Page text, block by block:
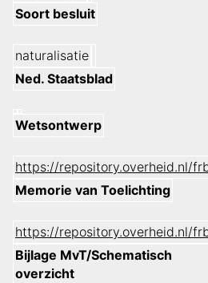
Soort besluit
naturalisatie
Ned. Staatsblad
Wetsontwerp
https://repository.overheid.nl/
Memorie van Toelichting
https://repository.overheid.nl/
Bijlage MvT/Schematisch
overzicht